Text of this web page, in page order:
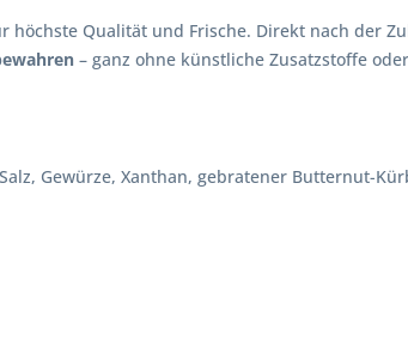
Qualität und Frische. Direkt nach der
– ganz ohne künstliche Zusatzstoffe
Gewürze, Xanthan, gebratener Butternut-